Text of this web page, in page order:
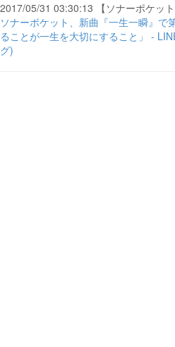
2017/05/31 03:30:13 【ソナーポケット
ソナーポケット、新曲『一生一瞬』で
ることが一生を大切にすること」 -
グ)